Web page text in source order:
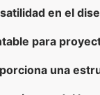
en el
para
una